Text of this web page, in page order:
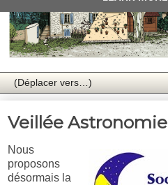
Veillée Astronomie
Nous
proposons
désormais la